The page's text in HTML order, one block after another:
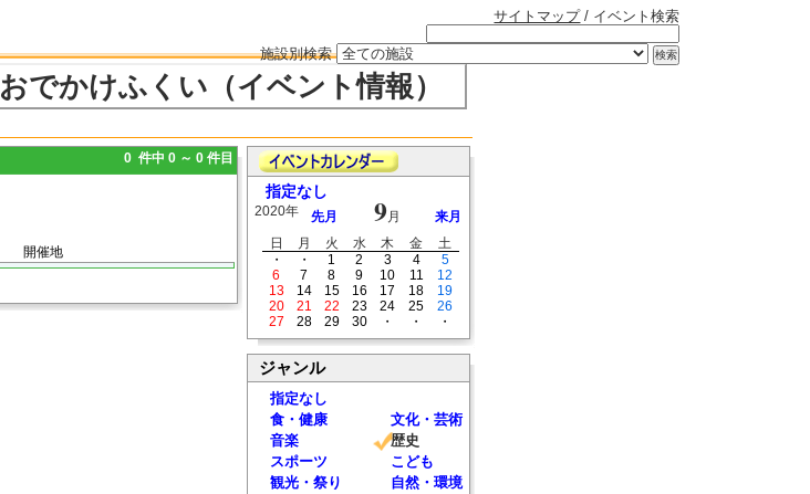
サイトマップ/ イベント検索
施設別検索
おでかけふくい（イベント情報）
0 件中 0 ～ 0 件目
開催地
指定なし
2020年 先月 9月
来月
日
月 火 水 木 金
土
・
・ 1 2 3 4
5
6
7 8 9 10 11
12
13
14 15 16 17 18
19
20
21 22 23 24 25
26
27
28 29 30 ・ ・ ・
ジャンル
指定なし
食・健康
文化・芸術
音楽
歴史
スポーツ
こども
観光・祭り
自然・環境